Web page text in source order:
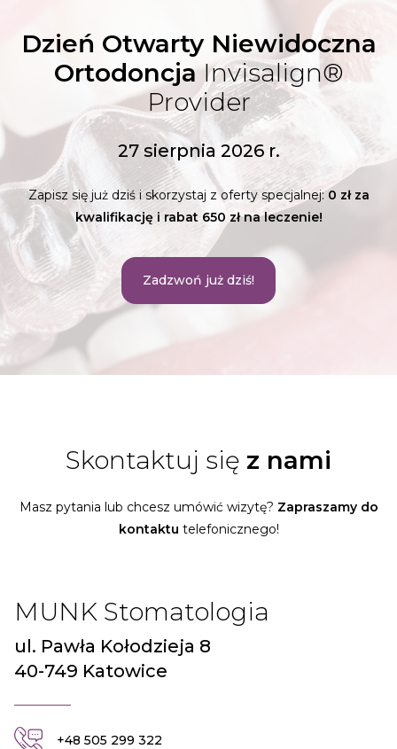
Dzień Otwarty Niewidoczna
OrtodoncjaInvisalign®
Provider
27 sierpnia 2026 r.
Zapisz się już dziś i skorzystaj z oferty specjalnej:0 zł za
kwalifikację i rabat 650 zł na leczenie!
Zadzwoń już dziś!
Skontaktuj się z nami
Masz pytania lub chcesz umówić wizytę? Zapraszamy do
kontaktu telefonicznego!
MUNK Stomatologia
ul. Pawła Kołodzieja 8
40-749 Katowice
+48 505 299 322